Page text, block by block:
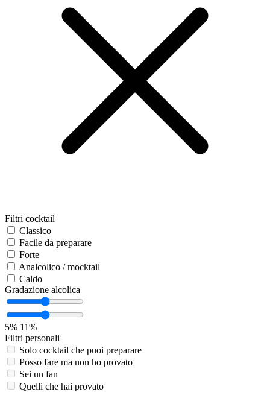
Filtri cocktail
Classico
Facile da preparare
Forte
Analcolico / mocktail
Caldo
Gradazione alcolica
5% 11%
Filtri personali
Solo cocktail che puoi preparare
Posso fare ma non ho provato
Sei un fan
Quelli che hai provato